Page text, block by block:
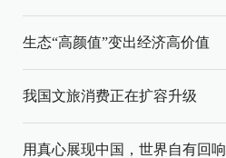
生态“高颜值”变出经济高价值
我国文旅消费正在扩容升级
用真心展现中国，世界自有回响